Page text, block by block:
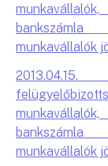
munkavállalók
munkavállalók